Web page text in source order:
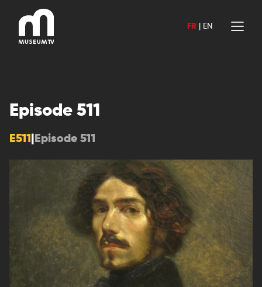
contenu
FR EN
Episode 511
E511 Episode 511